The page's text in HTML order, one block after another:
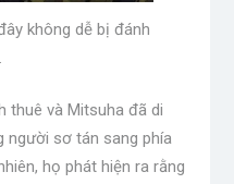
không dễ bị đánh
thuê và Mitsuha đã di
người sơ tán sang phía
họ phát hiện ra rằng